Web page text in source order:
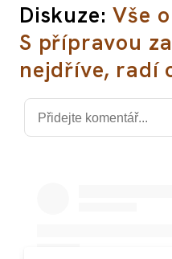
SEX
Diskuze:Vše
S přípravou
nejdříve, radí